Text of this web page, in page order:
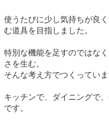
使うたびに少し気持ちが良
む道具を目指しました。
特別な機能を足すのではな
さを生む。
そんな考え方でつくっていま
キッチンで、ダイニングで
です。